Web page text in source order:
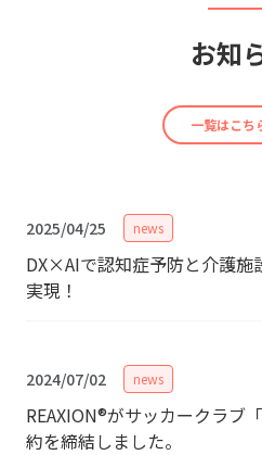
お知
一覧はこち
2025/04/25 news
DX×AIで認知症予防と介護施
実現！
2024/07/02 news
REAXION®︎がサッカークラブ
約を締結しました。